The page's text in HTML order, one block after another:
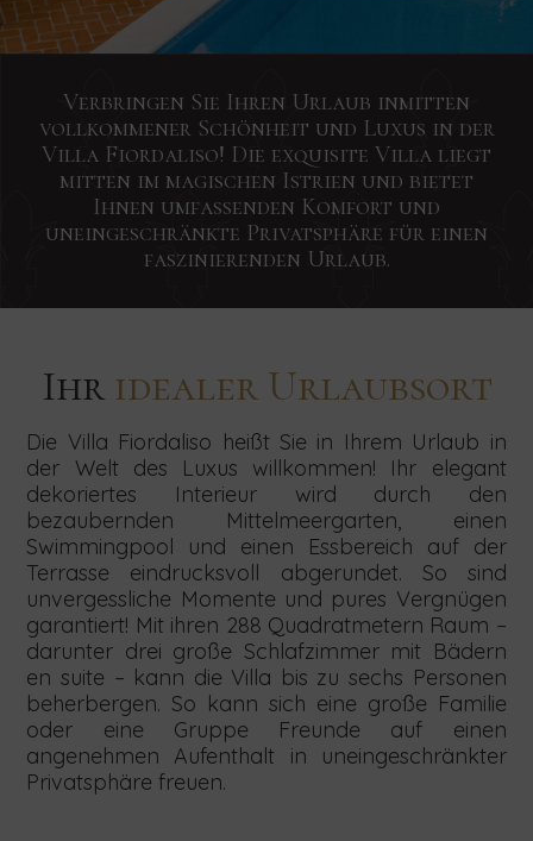
Verbringen Sie Ihren Urlaub inmitten
vollkommener Schönheit und Luxus in der
Villa Fiordaliso! Die exquisite Villa liegt
mitten im magischen Istrien und bietet
Ihnen umfassenden Komfort und
uneingeschränkte Privatsphäre für einen
faszinierenden Urlaub.
Ihridealer Urlaubsort
Die Villa Fiordaliso heißt Sie in Ihrem Urlaub in
der Welt des Luxus willkommen! Ihr elegant
dekoriertes Interieur wird durch den
bezaubernden Mittelmeergarten, einen
Swimmingpool und einen Essbereich auf der
Terrasse eindrucksvoll abgerundet. So sind
unvergessliche Momente und pures Vergnügen
garantiert! Mit ihren 288 Quadratmetern Raum –
darunter drei große Schlafzimmer mit Bädern
en suite – kann die Villa bis zu sechs Personen
beherbergen. So kann sich eine große Familie
oder eine Gruppe Freunde auf einen
angenehmen Aufenthalt in uneingeschränkter
Privatsphäre freuen.
Klingt
interessant?
Das
freut
uns!
Kontaktieren
Sie
Melden
Sie
sich
für
unseren
Newsletter
an,
indem
Klingt
interessant?
Das
freut
uns!
Kontaktieren
Sie
uns
noch
Senden
Sie
uns
Ihre
Anfrage
bezüglich
Concierge-
Services,
indem
Sie
das
Klingt
interessant?
Das
freut
uns!
Kontaktieren
Sie
Suchen
Startdatum
Enddatum
Personensahl
SUCHEN
Senden
Sie
uns
Ihre
Anfrage
bezüglich
Kleine
Hochzeiten,
indem
Sie
das
Senden
Sie
uns
Ihre
Anfrage
bezüglich
Teambuilding,
indem
Sie
das
untenstehende